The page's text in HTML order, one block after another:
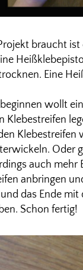
braucht
Eine
wollt
Klebestreifen
Oder
auch mehr
anbringen
das Ende
Schon fertig!